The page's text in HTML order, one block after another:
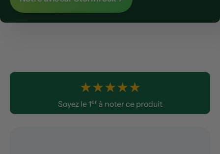
★★★★★
Soyez le 1er à noter ce produit